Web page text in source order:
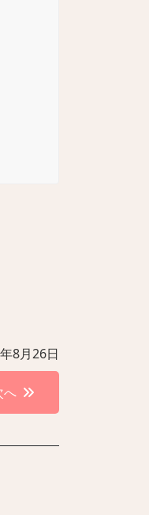
8月26日
へ